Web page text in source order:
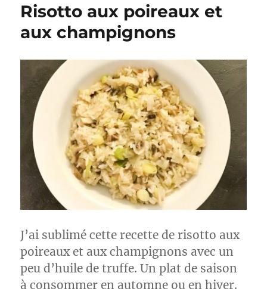
Risotto aux poireaux et
aux champignons
J’ai sublimé cette recette de risotto aux
poireaux et aux champignons avec un
peu d’huile de truffe. Un plat de saison
à consommer en automne ou en hiver.